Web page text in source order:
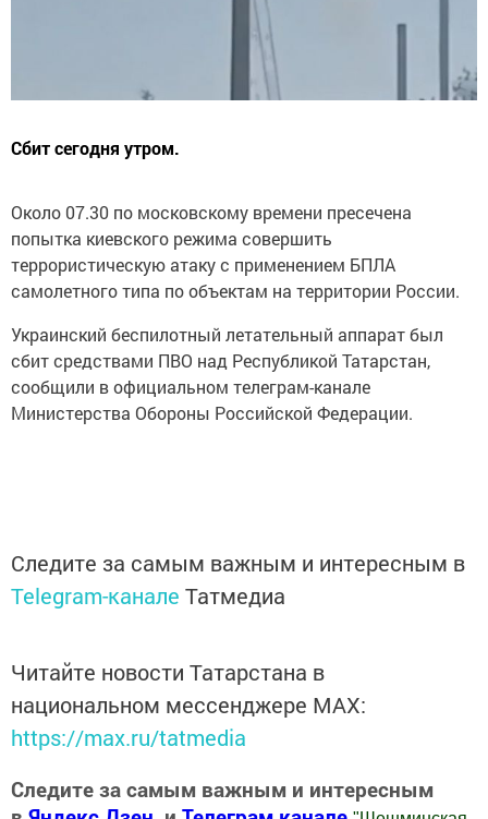
Сбит сегодня утром.
Около 07.30 по московскому времени пресечена
попытка киевского режима совершить
террористическую атаку c применением БПЛА
самолетного типа по объектам на территории России.
Украинский беспилотный летательный аппарат был
сбит средствами ПВО над Республикой Татарстан,
сообщили в официальном телеграм-канале
Министерства Обороны Российской Федерации.
Следите за самым важным и интересным в
Telegram-канале Татмедиа
Читайте новости Татарстана в
национальном мессенджере MАХ:
https://max.ru/tatmedia
Следите за самым важным и интересным